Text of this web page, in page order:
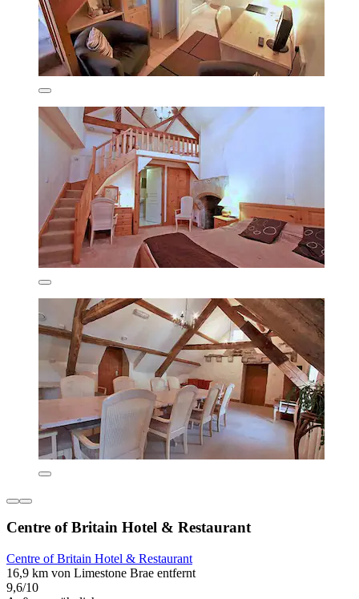
Centre of Britain Hotel & Restaurant
Centre of Britain Hotel & Restaurant
16,9 km von Limestone Brae entfernt
9,6/10